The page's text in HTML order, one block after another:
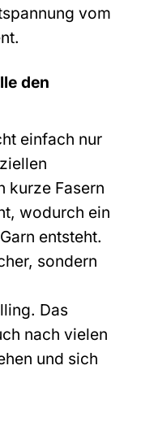
vom
den
einfach nur
kurze Fasern
wodurch ein
entsteht.
sondern
Das
nach vielen
und sich